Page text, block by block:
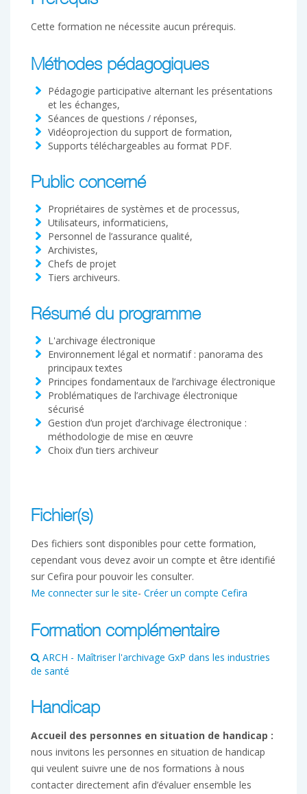
Cette formation ne nécessite aucun prérequis.
Méthodes pédagogiques
Pédagogie participative alternant les présentations
et les échanges,
Séances de questions / réponses,
Vidéoprojection du support de formation,
Supports téléchargeables au format PDF.
Public concerné
Propriétaires de systèmes et de processus,
Utilisateurs, informaticiens,
Personnel de l’assurance qualité,
Archivistes,
Chefs de projet
Tiers archiveurs.
Résumé du programme
L'archivage électronique
Environnement légal et normatif : panorama des
principaux textes
Principes fondamentaux de l’archivage électronique
Problématiques de l’archivage électronique
sécurisé
Gestion d’un projet d’archivage électronique :
méthodologie de mise en œuvre
Choix d’un tiers archiveur
Fichier(s)
Des fichiers sont disponibles pour cette formation,
cependant vous devez avoir un compte et être identifié
sur Cefira pour pouvoir les consulter.
Me connecter sur le site- Créer un compte Cefira
Formation complémentaire
ARCH - Maîtriser l'archivage GxP dans les industries
de santé
Handicap
Accueil des personnes en situation de handicap :
nous invitons les personnes en situation de handicap
qui veulent suivre une de nos formations à nous
contacter directement afin d’évaluer ensemble les